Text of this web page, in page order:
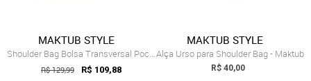
MAKTUB STYLE
Shoulder Bag Bolsa Transversal Pochete A...
R$ 129,99 R$ 109,88
MAKTUB STYLE
Alça Urso para Shoulder Bag - Maktub
R$ 40,00